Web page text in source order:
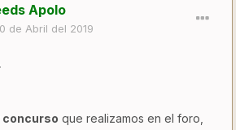
Apolo
de Abril del 2019
concurso que realizamos en el foro,